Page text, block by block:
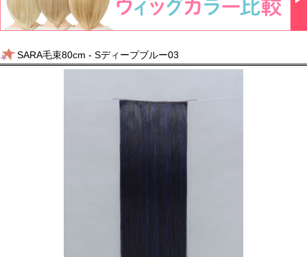
SARA毛束80cm - Sディープブルー03